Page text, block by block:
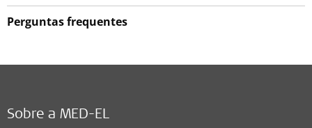
Perguntas frequentes
Sobre a MED-EL